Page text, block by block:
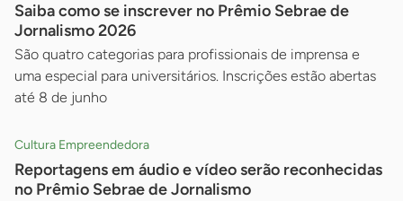
Saiba como se inscrever no Prêmio Sebrae de
Jornalismo 2026
São quatro categorias para profissionais de imprensa e
uma especial para universitários. Inscrições estão abertas
até 8 de junho
Cultura Empreendedora
Reportagens em áudio e vídeo serão reconhecidas
no Prêmio Sebrae de Jornalismo